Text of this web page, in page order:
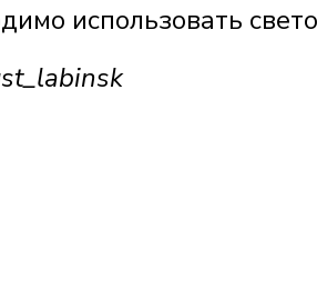
использовать